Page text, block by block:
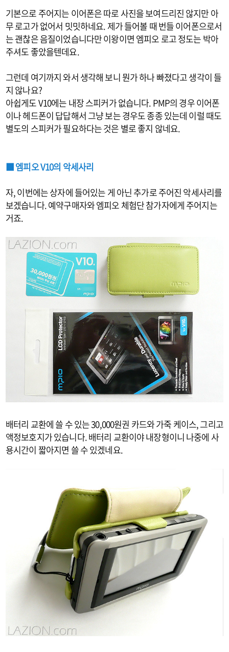
기본으로 주어지는 이어폰은 따로 사진을 보여드리진 않지만 아
무 로고가 없어서 밋밋하네요. 제가 들어볼 때 번들 이어폰으로서
는 괜찮은 음질이었습니다만 이왕이면 엠피오 로고 정도는 박아
주셔도 좋았을텐데요.
그런데 여기까지 와서 생각해 보니 뭔가 하나 빠졌다고 생각이 들
지 않나요?
아쉽게도 V10에는 내장 스피커가 없습니다. PMP의 경우 이어폰
이나 헤드폰이 답답해서 그냥 보는 경우도 종종 있는데 이럴 때도
별도의 스피커가 필요하다는 것은 별로 좋지 않네요.
■ 엠피오 V10의 악세사리
자, 이번에는 상자에 들어있는 게 아닌 추가로 주어진 악세사리를
보겠습니다. 예약구매자와 엠피오 체험단 참가자에게 주어지는
거죠.
배터리 교환에 쓸 수 있는 30,000원권 카드와 가죽 케이스, 그리고
액정보호지가 있습니다. 배터리 교환이야 내장형이니 나중에 사
용시간이 짧아지면 쓸 수 있겠네요.